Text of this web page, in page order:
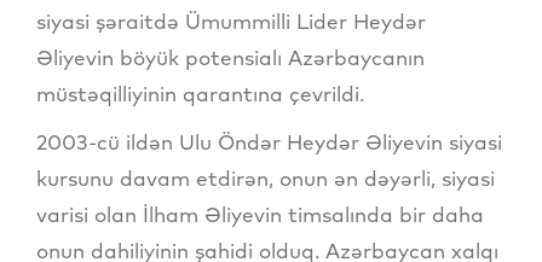
siyasi şəraitdə Ümummilli Lider Heydər
Əliyevin böyük potensialı Azərbaycanın
müstəqilliyinin qarantına çevrildi.
2003-cü ildən Ulu Öndər Heydər Əliyevin siyasi
kursunu davam etdirən, onun ən dəyərli, siyasi
varisi olan İlham Əliyevin timsalında bir daha
onun dahiliyinin şahidi olduq. Azərbaycan xalqı